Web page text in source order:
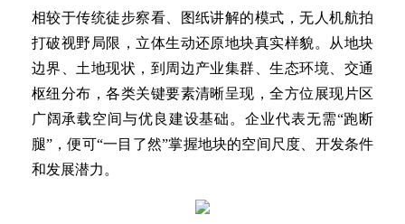
相较于传统徒步察看、图纸讲解的模式，无人机航拍
打破视野局限，立体生动还原地块真实样貌。从地块
边界、土地现状，到周边产业集群、生态环境、交通
枢纽分布，各类关键要素清晰呈现，全方位展现片区
广阔承载空间与优良建设基础。企业代表无需“跑断
腿”，便可“一目了然”掌握地块的空间尺度、开发条件
和发展潜力。